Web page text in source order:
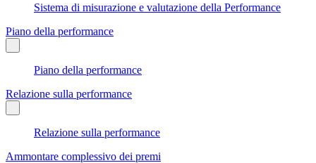
Sistema di misurazione e valutazione della Performance
Piano della performance
Piano della performance
Relazione sulla performance
Relazione sulla performance
Ammontare complessivo dei premi